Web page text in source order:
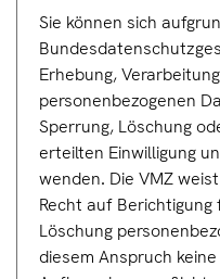
Sie können sich
Erhebung,
personenbezogenen
Sperrung, Löschung
erteilten Einwilligung
wenden. Die VMZ
Recht auf
Löschung
diesem Anspruch